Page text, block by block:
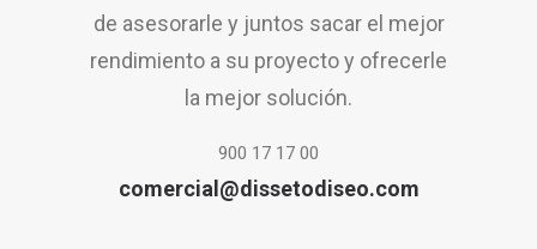
de asesorarle y juntos sacar el mejor
rendimiento a su proyecto y ofrecerle
la mejor solución.
900 17 17 00
comercial@dissetodiseo.com